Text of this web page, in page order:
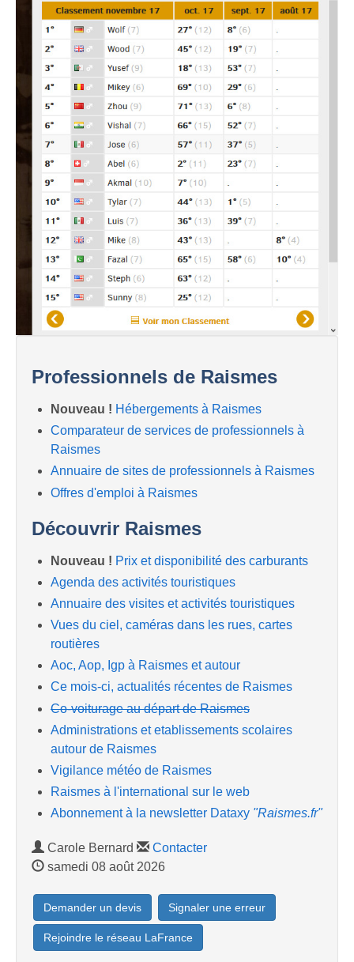
Professionnels de Raismes
Nouveau ! Hébergements à Raismes
Comparateur de services de professionnels à
Raismes
Annuaire de sites de professionnels à Raismes
Offres d'emploi à Raismes
Découvrir Raismes
Nouveau ! Prix et disponibilité des carburants
Agenda des activités touristiques
Annuaire des visites et activités touristiques
Vues du ciel, caméras dans les rues, cartes
routières
Aoc, Aop, Igp à Raismes et autour
Ce mois-ci, actualités récentes de Raismes
Co-voiturage au départ de Raismes
Administrations et etablissements scolaires
autour de Raismes
Vigilance météo de Raismes
Raismes à l'international sur le web
Abonnement à la newsletter Dataxy "Raismes.fr"
Carole Bernard
Contacter
samedi 08 août 2026
Demander un devis Signaler une erreur
Rejoindre le réseau LaFrance